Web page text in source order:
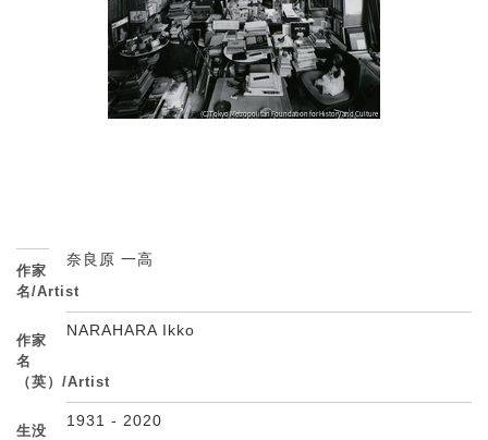
作家
名/Artist
奈良原 一高
作家
名
（英）/Artist
NARAHARA Ikko
生没
1931 - 2020